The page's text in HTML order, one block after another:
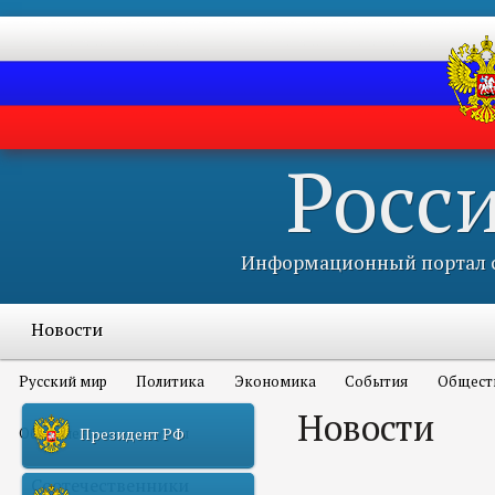
Информационный портал
Новости
Русский мир Политика Экономика События
Объявления и конкурсы
Соотечественники
Президент РФ Новости